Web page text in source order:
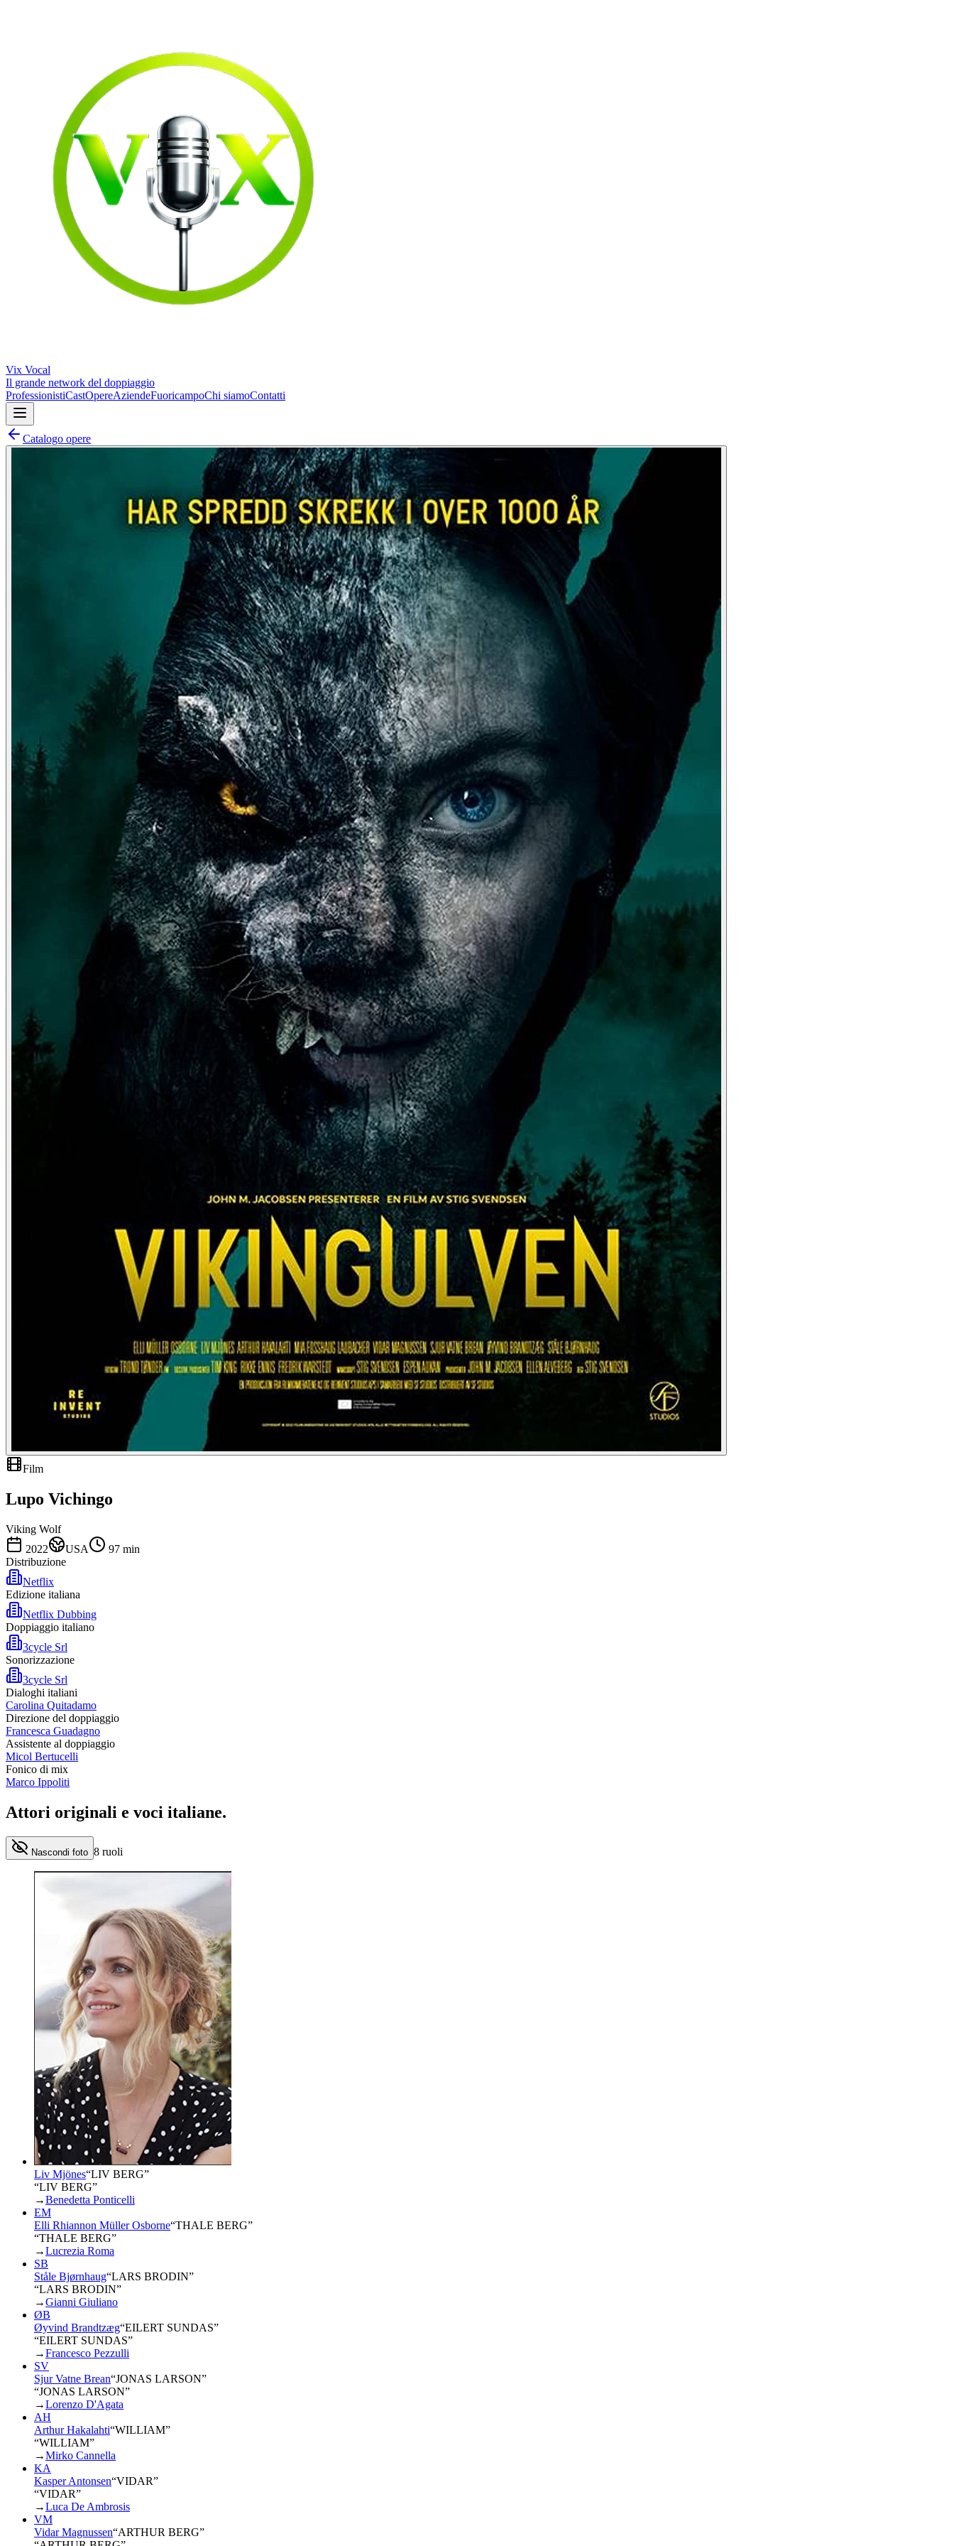
Vix Vocal
Il grande network del doppiaggio
ProfessionistiCastOpereAziendeFuoricampoChi siamoContatti
Catalogo opere
Film
Lupo Vichingo
Viking Wolf
2022
USA 97 min
Distribuzione
Netflix
Edizione italiana
Netflix Dubbing
Doppiaggio italiano
3cycle Srl
Sonorizzazione
3cycle Srl
Dialoghi italiani
Carolina Quitadamo
Direzione del doppiaggio
Francesca Guadagno
Assistente al doppiaggio
Micol Bertucelli
Fonico di mix
Marco Ippoliti
Attori originali e voci italiane.
Nascondi foto 8 ruoli
Liv Mjönes“LIV BERG”
“LIV BERG”
→Benedetta Ponticelli
EM
Elli Rhiannon Müller Osborne“THALE BERG”
“THALE BERG”
→Lucrezia Roma
SB
Ståle Bjørnhaug“LARS BRODIN”
“LARS BRODIN”
→Gianni Giuliano
ØB
Øyvind Brandtzæg“EILERT SUNDAS”
“EILERT SUNDAS”
→Francesco Pezzulli
SV
Sjur Vatne Brean“JONAS LARSON”
“JONAS LARSON”
→Lorenzo D'Agata
AH
Arthur Hakalahti“WILLIAM”
“WILLIAM”
→Mirko Cannella
KA
Kasper Antonsen“VIDAR”
“VIDAR”
→Luca De Ambrosis
VM
Vidar Magnussen“ARTHUR BERG”